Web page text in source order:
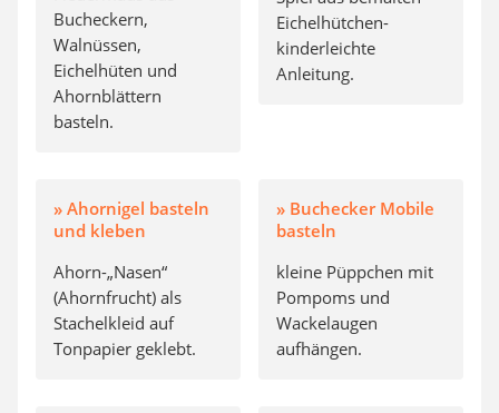
Bucheckern,
Walnüssen,
Eichelhüten und
Ahornblättern
basteln.
Eichelhütchen-
kinderleichte
Anleitung.
» Ahornigel basteln
und kleben
Ahorn-„Nasen“
(Ahornfrucht) als
Stachelkleid auf
Tonpapier geklebt.
» Buchecker Mobile
basteln
kleine Püppchen mit
Pompoms und
Wackelaugen
aufhängen.